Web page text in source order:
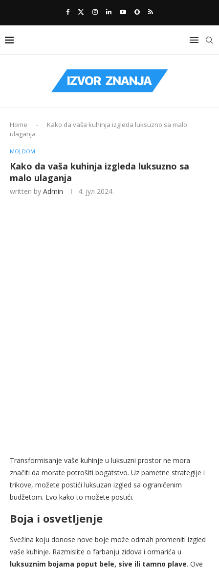
Home -
Kako da vaša kuhinja izgleda luksuzno sa malo
ulaganja
MOJ DOM
Kako da vaša kuhinja izgleda luksuzno sa
malo ulaganja
written by Admin 4. јул 2024.
Transformisanje vaše kuhinje u luksuzni prostor ne mora
značiti da morate potrošiti bogatstvo. Uz pametne strategije i
trikove, možete postići luksuzan izgled sa ograničenim
budžetom. Evo kako to možete postići.
Boja i osvetljenje
Svežina koju donose nove boje može odmah promeniti izgled
vaše kuhinje. Razmislite o farbanju zidova i ormarića u
luksuznim bojama poput bele, sive ili tamno plave. Ove